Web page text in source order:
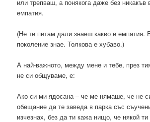
или трепваш, а понякога даже без никакъв
емпатия.
(Не те питам дали знаеш какво е емпатия.
поколение знае. Толкова е хубаво.)
А най-важното, между мене и тебе, през
не си общуваме, е:
Ако си ми ядосана – че ме нямаше, че не
обещание да те заведа в парка със
изчезнах, без да ти кажа нищо, че някой